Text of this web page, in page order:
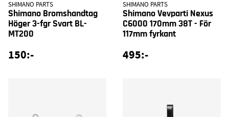
SHIMANO PARTS
Shimano Bromshandtag
Höger 3-fgr Svart BL-
MT200
150:-
SHIMANO PARTS
Shimano Vevparti Nexus
C6000 170mm 38T - För
117mm fyrkant
495:-